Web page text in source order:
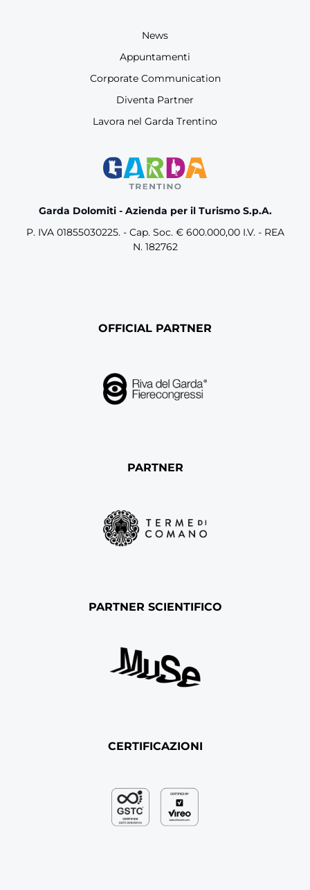
Garda Dolomiti - Azienda per il Turismo S.p.A.
P. IVA 01855030225. - Cap. Soc. € 600.000,00 I.V. - REA
N. 182762
News
Appuntamenti
Corporate Communication
Diventa Partner
Lavora nel Garda Trentino
OFFICIAL PARTNER
PARTNER
PARTNER SCIENTIFICO
CERTIFICAZIONI